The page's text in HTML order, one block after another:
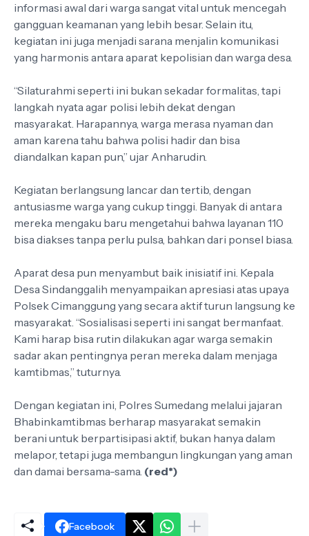
informasi awal dari warga sangat vital untuk mencegah
gangguan keamanan yang lebih besar. Selain itu,
kegiatan ini juga menjadi sarana menjalin komunikasi
yang harmonis antara aparat kepolisian dan warga desa.
“Silaturahmi seperti ini bukan sekadar formalitas, tapi
langkah nyata agar polisi lebih dekat dengan
masyarakat. Harapannya, warga merasa nyaman dan
aman karena tahu bahwa polisi hadir dan bisa
diandalkan kapan pun,” ujar Anharudin.
Kegiatan berlangsung lancar dan tertib, dengan
antusiasme warga yang cukup tinggi. Banyak di antara
mereka mengaku baru mengetahui bahwa layanan 110
bisa diakses tanpa perlu pulsa, bahkan dari ponsel biasa.
Aparat desa pun menyambut baik inisiatif ini. Kepala
Desa Sindanggalih menyampaikan apresiasi atas upaya
Polsek Cimanggung yang secara aktif turun langsung ke
masyarakat. “Sosialisasi seperti ini sangat bermanfaat.
Kami harap bisa rutin dilakukan agar warga semakin
sadar akan pentingnya peran mereka dalam menjaga
kamtibmas,” tuturnya.
Dengan kegiatan ini, Polres Sumedang melalui jajaran
Bhabinkamtibmas berharap masyarakat semakin
berani untuk berpartisipasi aktif, bukan hanya dalam
melapor, tetapi juga membangun lingkungan yang aman
dan damai bersama-sama. (red*)
Facebook